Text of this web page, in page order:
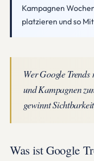
Kampagnen
platzieren und so
Wer Google
und Kampagnen
gewinnt
Was ist Google